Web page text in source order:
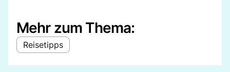
Mehr zum Thema:
Reisetipps